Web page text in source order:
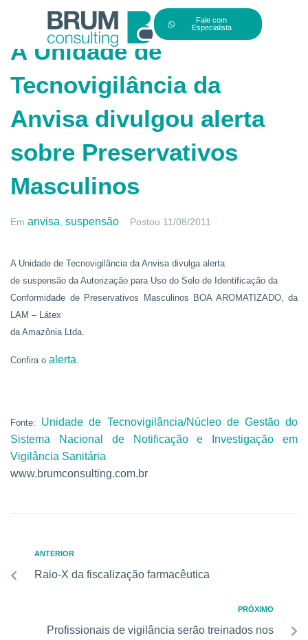
Fale com
Especialista
A Unidade de
Tecnovigilância da
Anvisa divulgou alerta
sobre Preservativos
Masculinos
Em anvisa suspensão Postou 11/08/2011
A Unidade de Tecnovigilância da Anvisa divulga alerta
de suspensão da Autorização para Uso do Selo de Identificação da
Conformidade de Preservativos Masculinos BOA AROMATIZADO, da
LAM – Látex
da Amazônia Ltda.
Confira o alerta.
Fonte: Unidade de Tecnovigilância/Núcleo de Gestão do
Sistema Nacional de Notificação e Investigação em
Vigilância Sanitária
www.brumconsulting.com.br
ANTERIOR
Raio-X da fiscalização farmacêutica
PRÓXIMO
Profissionais de vigilância serão treinados nos